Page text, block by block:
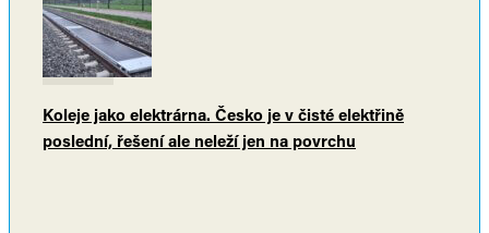
Koleje jako elektrárna. Česko je v čisté elektřině
poslední, řešení ale neleží jen na povrchu